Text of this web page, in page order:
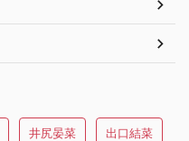
井尻晏菜 出口結菜